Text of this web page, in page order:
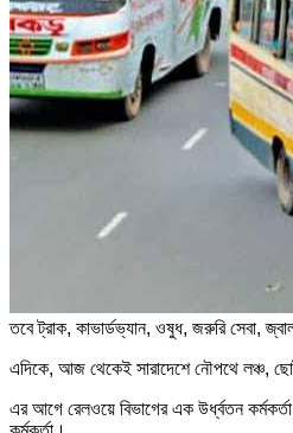
তবে ট্রাক, কাভার্ডভ্যান, ওষুধ, জরুরি সেবা,
এদিকে, আজ থেকেই সারাদেশে নৌপথে লঞ্চ, ছোট
এর আগে রেলওয়ে বিভাগের এক উর্ধ্বতন